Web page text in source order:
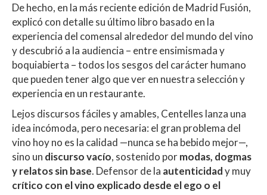
De hecho, en la más reciente edición de Madrid Fusión,
explicó con detalle su último libro basado en la
experiencia del comensal alrededor del mundo del vino
y descubrió a la audiencia – entre ensimismada y
boquiabierta – todos los sesgos del carácter humano
que pueden tener algo que ver en nuestra selección y
experiencia en un restaurante.
Lejos discursos fáciles y amables, Centelles lanza una
idea incómoda, pero necesaria: el gran problema del
vino hoy no es la calidad —nunca se ha bebido mejor—,
sino un discurso vacío, sostenido pormodas, dogmas
y relatos sin base. Defensor de la autenticidady muy
crítico con el vino explicado desde el ego o el